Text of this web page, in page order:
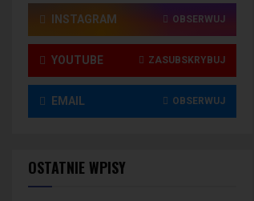
INSTAGRAM OBSERWUJ
YOUTUBE ZASUBSKRYBUJ
EMAIL OBSERWUJ
OSTATNIE WPISY